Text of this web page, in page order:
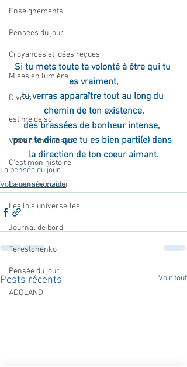
Enseignements
Pensées du jour
Croyances et idées reçues
Mises en lumière
Divers
estime de soi
Votre communauté
C'est mon histoire
La pensée du jour
Les lois universelles
Journal de bord
Terestchenko
Pensée du jour
ADOLAND
Si tu mets toute ta volonté à être qui tu
es vraiment,
tu verras apparaître tout au long du
chemin de ton existence,
des brassées de bonheur intense,
pour te dire que tu es bien parti(e) dans
la direction de ton coeur aimant.
La pensée du jour
Votre communauté
Posts récents Voir tout